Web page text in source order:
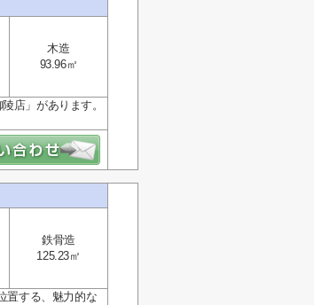
木造
93.96㎡
店」があります。
鉄骨造
125.23㎡
置する、魅力的な